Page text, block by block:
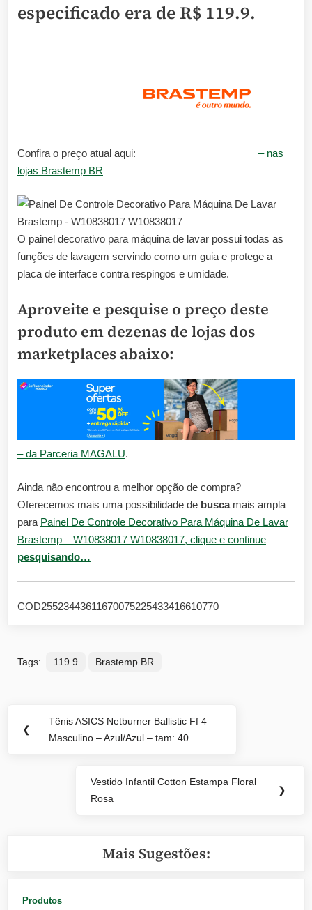
especificado era deR$ 119.9.
Confira o preço atual aqui:
– nas
lojas Brastemp BR
O painel decorativo para máquina de lavar possui todas as
funções de lavagem servindo como um guia e protege a
placa de interface contra respingos e umidade.
Aproveite e pesquise o preço deste
produto em dezenas de lojas dos
marketplaces abaixo:
– da Parceria MAGALU.
Ainda não encontrou a melhor opção de compra?
Oferecemos mais uma possibilidade de buscamais ampla
para Painel De Controle Decorativo Para Máquina De Lavar
Brastemp – W10838017 W10838017, clique e continue
pesquisando…
COD25523443611670075225433416610770
Tags: 119.9 Brastemp BR
Navegação
de
❮
Previous
Post:
Tênis ASICS Netburner Ballistic Ff 4 –
Masculino – Azul/Azul – tam: 40
Next
Post:
Vestido Infantil Cotton Estampa Floral
Rosa
❯
Mais Sugestões:
Produtos